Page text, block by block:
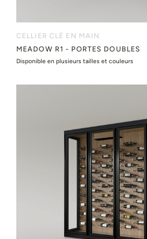
CELLIER CLÉ EN MAIN
MEADOW R1 - PORTES DOUBLES
Disponible en plusieurs tailles et couleurs